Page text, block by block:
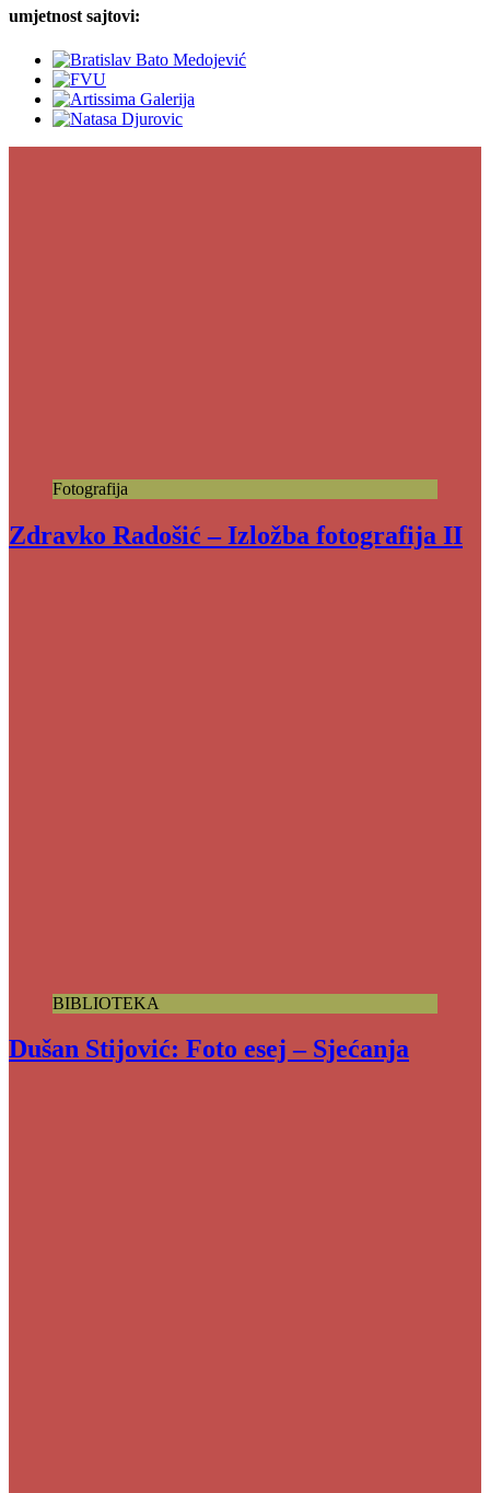
umjetnost sajtovi:
Fotografija
Zdravko Radošić – Izložba fotografija II
BIBLIOTEKA
Dušan Stijović: Foto esej – Sjećanja